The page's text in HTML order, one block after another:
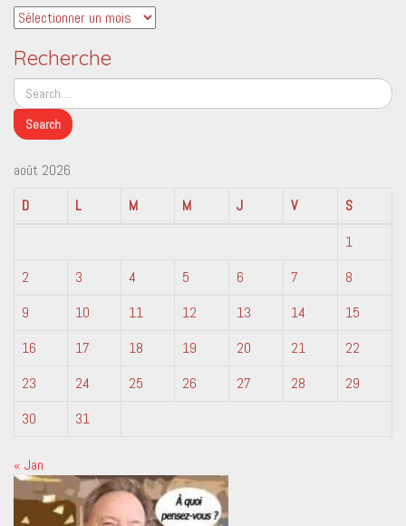
Archives
Recherche
août 2026
D
L M M J V
S
1
2
3 4 5 6 7
8
9
10 11 12 13 14
15
16
17 18 19 20 21
22
23
24 25 26 27 28
29
30
31
« Jan